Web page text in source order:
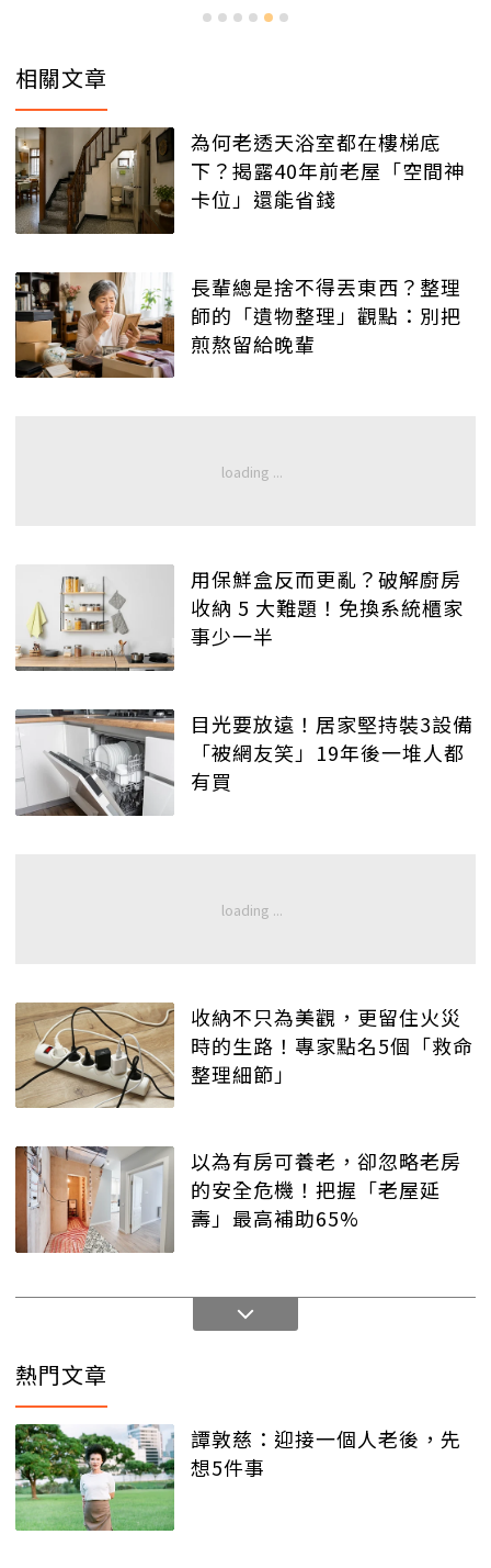
相關文章
為何老透天浴室都在樓梯底
下？揭露40年前老屋「空間神
卡位」還能省錢
長輩總是捨不得丟東西？整理
師的「遺物整理」觀點：別把
煎熬留給晚輩
用保鮮盒反而更亂？破解廚房
收納 5 大難題！免換系統櫃家
事少一半
目光要放遠！居家堅持裝3設備
「被網友笑」19年後一堆人都
有買
收納不只為美觀，更留住火災
時的生路！專家點名5個「救命
整理細節」
以為有房可養老，卻忽略老房
的安全危機！把握「老屋延
壽」最高補助65%
熱門文章
譚敦慈：迎接一個人老後，先
想5件事